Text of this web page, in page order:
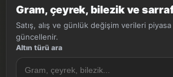
Gram, çeyrek, bilezik ve
Satış, alış ve günlük değişim verileri
güncellenir.
Altın türü ara